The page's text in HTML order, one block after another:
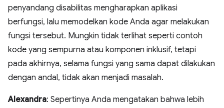
penyandang disabilitas mengharapkan aplikasi
berfungsi, lalu memodelkan kode Anda agar melakukan
fungsi tersebut. Mungkin tidak terlihat seperti contoh
kode yang sempurna atau komponen inklusif, tetapi
pada akhirnya, selama fungsi yang sama dapat dilakukan
dengan andal, tidak akan menjadi masalah.
Alexandra: Sepertinya Anda mengatakan bahwa lebih